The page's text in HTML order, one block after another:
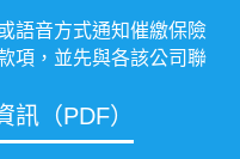
語音方式通知催繳保險
項，並先與各該公司聯
（PDF）